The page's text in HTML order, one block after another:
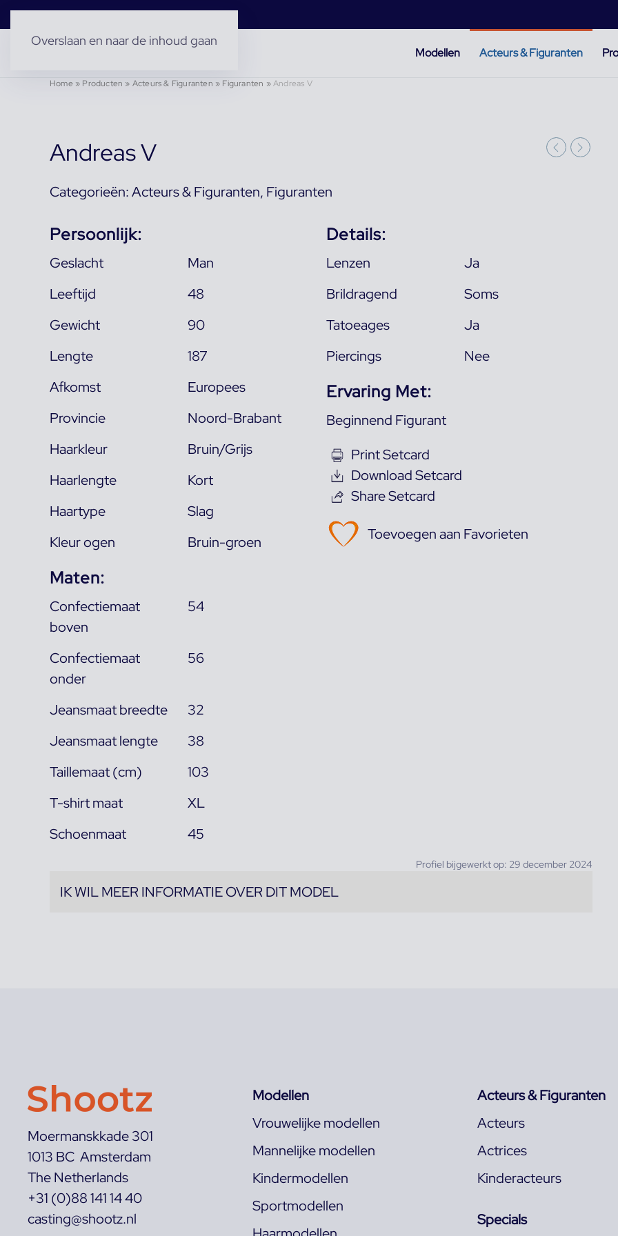
Overslaan en naar de inhoud gaan
Modellen Acteurs & Figuranten
Home» Producten » Acteurs & Figuranten » Figuranten »Andreas V
Andreas V
Categorieën:Acteurs & Figuranten, Figuranten
Persoonlijk:
Geslacht
Man
Leeftijd
48
Gewicht
90
Lengte
187
Afkomst
Europees
Provincie
Noord-Brabant
Haarkleur
Bruin/Grijs
Haarlengte
Kort
Haartype
Slag
Kleur ogen
Bruin-groen
Maten:
Confectiemaat
boven
54
Confectiemaat
onder
56
Jeansmaat breedte
32
Jeansmaat lengte
38
Taillemaat (cm)
103
T-shirt maat
XL
Schoenmaat
45
Details:
Lenzen
Ja
Brildragend
Soms
Tatoeages
Ja
Piercings
Nee
Ervaring Met:
Beginnend Figurant
Print Setcard
Download Setcard
Share Setcard
Toevoegen aan Favorieten
Profiel bijgewerkt op: 29 december 2024
IK WIL MEER INFORMATIE OVER DIT MODEL
Moermanskkade 301
1013 BC Amsterdam
The Netherlands
+31 (0)88 141 14 40
casting@shootz.nl
Modellen
Vrouwelijke modellen
Mannelijke modellen
Kindermodellen
Sportmodellen
Acteurs & Figuranten
Acteurs
Actrices
Kinderacteurs
Specials